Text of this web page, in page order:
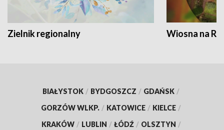
Zielnik regionalny Wiosna na
BIAŁYSTOK / BYDGOSZCZ / GDAŃSK /
GORZÓW WLKP. / KATOWICE / KIELCE /
KRAKÓW / LUBLIN / ŁÓDŹ / OLSZTYN /